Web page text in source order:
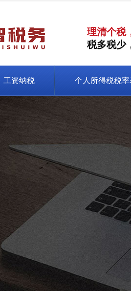
理清个税
税多税少
工资纳税 个人所得税税率